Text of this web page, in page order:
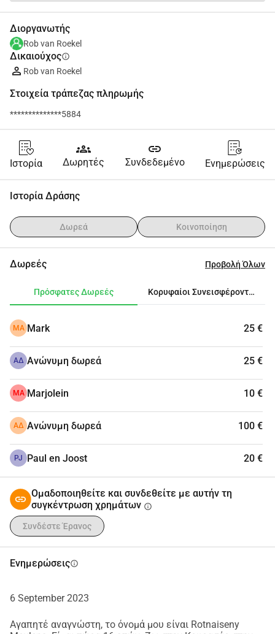
Διοργανωτής
Rob van Roekel
Δικαιούχοςinfo
Rob van Roekel
Στοιχεία τράπεζας πληρωμής
**************5884
Ιστορία
groups
Δωρητές
link
Συνδεδεμένο Ενημερώσεις
Ιστορία Δράσης
Δωρεά Κοινοποίηση
Δωρεές Προβολή Όλων
Πρόσφατες Δωρεές Κορυφαίοι Συνεισφέροντες
MA Mark 25 €
ΑΔ Ανώνυμη δωρεά 25 €
MA Marjolein 10 €
ΑΔ Ανώνυμη δωρεά 100 €
PJ Paul en Joost 20 €
Ομαδοποιηθείτε και συνδεθείτε με αυτήν τη
συγκέντρωση χρημάτων info
Συνδέστε Έρανος
Ενημερώσειςinfo
6 September 2023
Αγαπητέ αναγνώστη, το όνομά μου είναι Rotnaiseny